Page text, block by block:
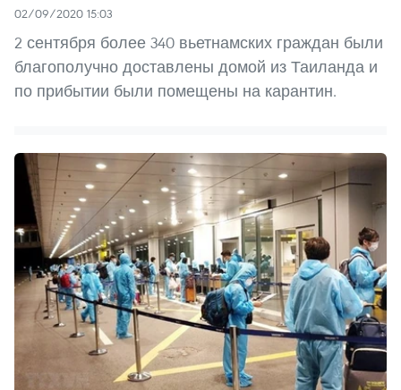
02/09/2020 15:03
2 сентября более 340 вьетнамских граждан были
благополучно доставлены домой из Таиланда и
по прибытии были помещены на карантин.